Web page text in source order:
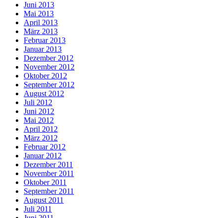
Juni 2013
Mai 2013
April 2013
März 2013
Februar 2013
Januar 2013
Dezember 2012
November 2012
Oktober 2012
September 2012
August 2012
Juli 2012
Juni 2012
Mai 2012
April 2012
März 2012
Februar 2012
Januar 2012
Dezember 2011
November 2011
Oktober 2011
September 2011
August 2011
Juli 2011